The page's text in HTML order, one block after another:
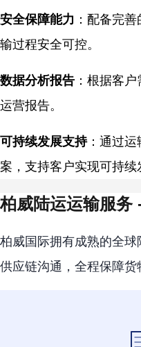
安全保障能力 ：配备完
输过程安全可控。
数据分析报告 ：根据客
运营报告。
可持续发展支持：通过运
案，支持客户实现可持续
柏威陆运运输服务
柏威国际拥有成熟的全球
供应链沟通，全程保障货